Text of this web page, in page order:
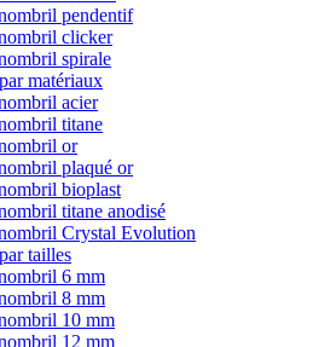
pendentif
clicker
spirale
matériaux
acier
titane
or
plaqué or
bioplast
titane anodisé
Crystal Evolution
tailles
6 mm
8 mm
10 mm
12 mm